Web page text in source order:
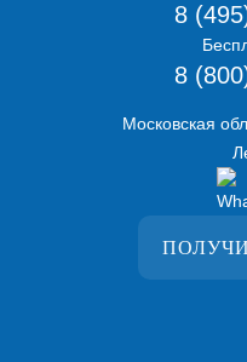
8
8
Московская